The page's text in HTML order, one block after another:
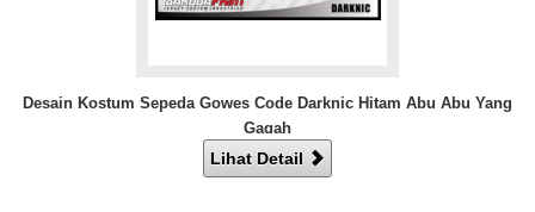
Desain Kostum Sepeda Gowes Code Darknic Hitam Abu Abu Yang
Gagah
Lihat Detail